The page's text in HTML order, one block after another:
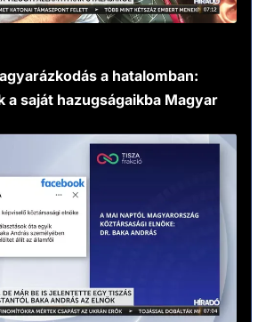
a hatalomban:
a saját hazugságaikba Magyar